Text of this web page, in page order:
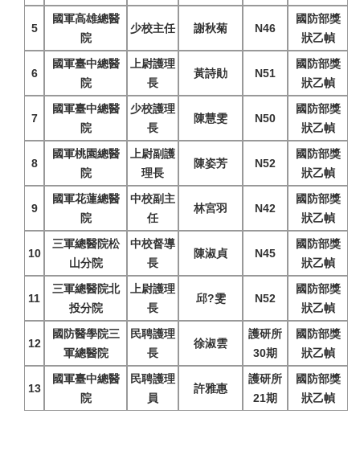
5
國軍高雄總醫
院
少校主任 謝秋菊 N46
國防部獎
狀乙幀
6
國軍臺中總醫
院
上尉護理
長
黃詩勛 N51
國防部獎
狀乙幀
7
國軍臺中總醫
院
少校護理
長
陳慧雯 N50
國防部獎
狀乙幀
8
國軍桃園總醫
院
上尉副護
理長
陳姿芳 N52
國防部獎
狀乙幀
9
國軍花蓮總醫
院
中校副主
任
林宮羽 N42
國防部獎
狀乙幀
10
三軍總醫院松
山分院
中校督導
長
陳淑貞 N45
國防部獎
狀乙幀
11
三軍總醫院北
投分院
上尉護理
長
邱?雯 N52
國防部獎
狀乙幀
12
國防醫學院三
軍總醫院
民聘護理
長
徐淑雲
護研所
30期
國防部獎
狀乙幀
13
國軍臺中總醫
院
民聘護理
員
許雅惠
護研所
21期
國防部獎
狀乙幀